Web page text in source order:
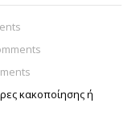
κακοποίησης ή